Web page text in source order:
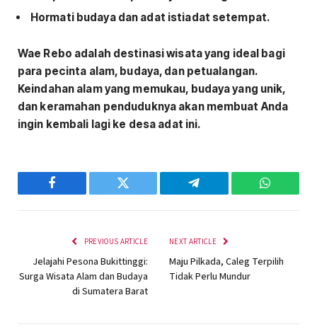
Hormati budaya dan adat istiadat setempat.
Wae Rebo adalah destinasi wisata yang ideal bagi
para pecinta alam, budaya, dan petualangan.
Keindahan alam yang memukau, budaya yang unik,
dan keramahan penduduknya akan membuat Anda
ingin kembali lagi ke desa adat ini.
Facebook Twitter Telegram
PREVIOUS ARTICLE
Jelajahi Pesona Bukittinggi:
Surga Wisata Alam dan Budaya
di Sumatera Barat
NEXT ARTICLE
Maju Pilkada, Caleg Terpilih
Tidak Perlu Mundur